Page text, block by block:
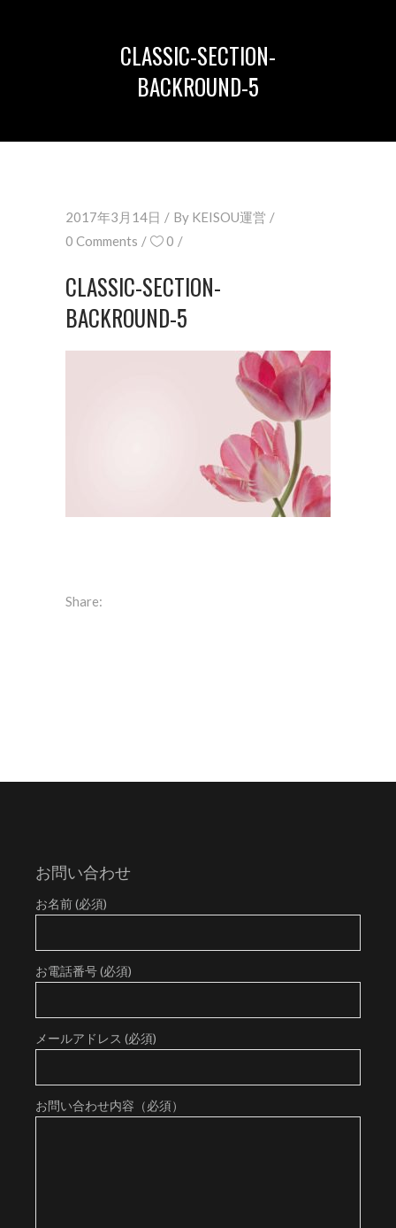
CLASSIC-SECTION-
BACKROUND-5
2017年3月14日 By KEISOU運営
0 Comments
0
CLASSIC-SECTION-
BACKROUND-5
Share:
お問い合わせ
お名前 (必須)
お電話番号 (必須)
メールアドレス (必須)
お問い合わせ内容（必須）